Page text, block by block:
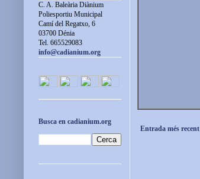
Entrada més recent
C. A. Baleària Diànium
Poliesportiu Municipal
Camí del Regatxo, 6
03700 Dénia
Tel. 665529083
info@cadianium.org
Busca en cadianium.org